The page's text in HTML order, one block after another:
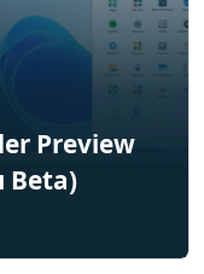
Preview
Beta)